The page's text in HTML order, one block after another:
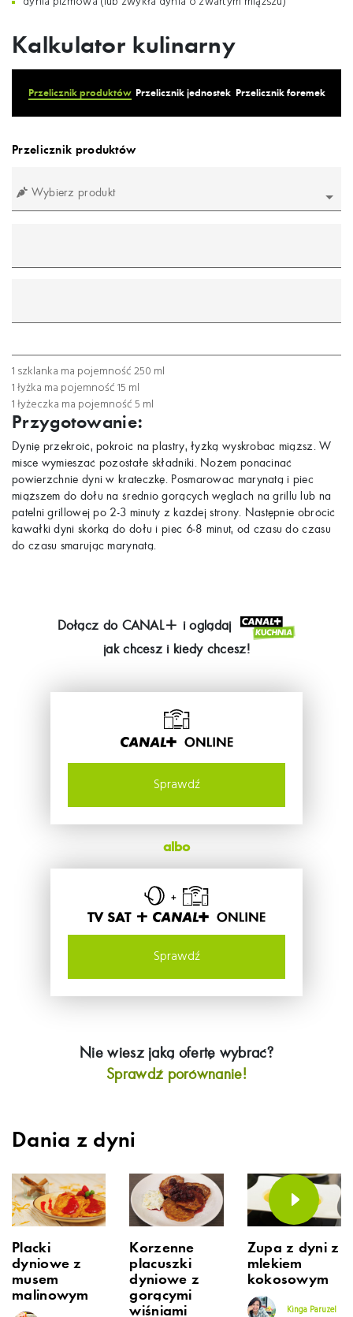
Kalkulator kulinarny
Przelicznik produktów Przelicznik jednostek Przelicznik foremek
Przelicznik produktów
Wybierz produkt
łyżeczka łyżka szklanka
1 szklanka ma pojemność 250 ml
1 łyżka ma pojemność 15 ml
1 łyżeczka ma pojemność 5 ml
Przygotowanie:
Dynię przekroić, pokroić na plastry, łyżką wyskrobać miąższ. W
misce wymieszać pozostałe składniki. Nożem ponacinać
powierzchnie dyni w krateczkę. Posmarować marynatą i piec
miąższem do dołu na średnio gorących węglach na grillu lub na
patelni grillowej po 2-3 minuty z każdej strony. Następnie obrócić
kawałki dyni skórką do dołu i piec 6-8 minut, od czasu do czasu
do czasu smarując marynatą.
Dołącz do CANAL+ i oglądaj
jak chcesz i kiedy chcesz!
Sprawdź
albo
TV SAT +
Sprawdź
Nie wiesz jaką ofertę wybrać?
Sprawdź porównanie!
Dania z dyni
Placki
dyniowe z
musem
malinowym
Korzenne
placuszki
dyniowe z
gorącymi
wiśniami
Zupa z dyni z
mlekiem
kokosowym
Kinga Paruzel